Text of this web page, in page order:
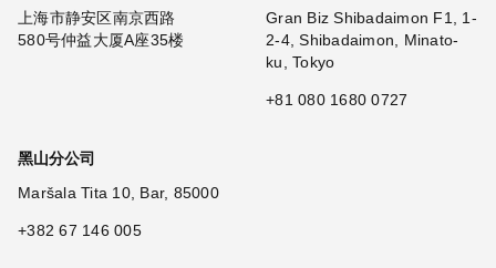
上海市静安区南京西路
580号仲益大厦A座35楼
Gran Biz Shibadaimon F1, 1-
2-4, Shibadaimon, Minato-
ku, Tokyo
+81 080 1680 0727
黑山分公司
Maršala Tita 10, Bar, 85000
+382 67 146 005